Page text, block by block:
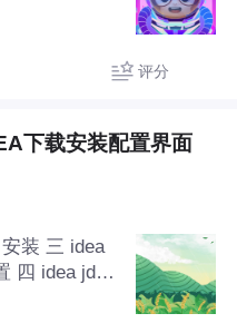
评分
下载安装配置界面
装 三 idea
四 idea jdk